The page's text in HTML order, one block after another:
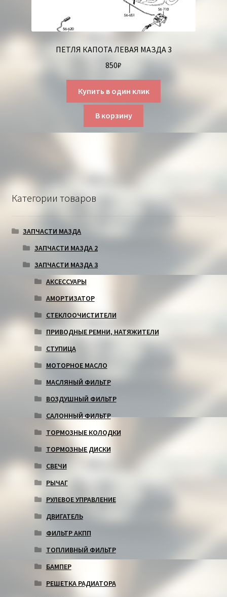
ПЕТЛЯ КАПОТА ЛЕВАЯ МАЗДА 3
850₽
Купить в один клик
В корзину
Категории товаров
ЗАПЧАСТИ МАЗДА
ЗАПЧАСТИ МАЗДА 2
ЗАПЧАСТИ МАЗДА 3
АКСЕССУАРЫ
АМОРТИЗАТОР
СТЕКЛООЧИСТИТЕЛИ
ПРИВОДНЫЕ РЕМНИ, НАТЯЖИТЕЛИ
СТУПИЦА
МОТОРНОЕ МАСЛО
МАСЛЯНЫЙ ФИЛЬТР
ВОЗДУШНЫЙ ФИЛЬТР
САЛОННЫЙ ФИЛЬТР
ТОРМОЗНЫЕ КОЛОДКИ
ТОРМОЗНЫЕ ДИСКИ
СВЕЧИ
РЫЧАГ
РУЛЕВОЕ УПРАВЛЕНИЕ
ДВИГАТЕЛЬ
ФИЛЬТР АКПП
ТОПЛИВНЫЙ ФИЛЬТР
БАМПЕР
РЕШЕТКА РАДИАТОРА